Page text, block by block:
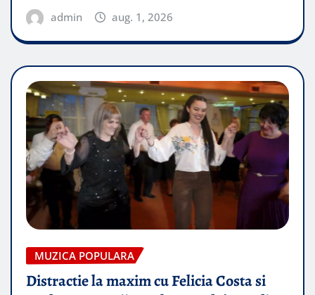
admin aug. 1, 2026
MUZICA POPULARA
Distractie la maxim cu Felicia Costa si